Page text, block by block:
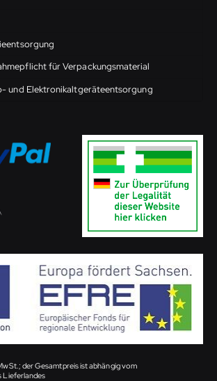
für Verpackungsmaterial
und Elektronikaltgeräteentsorgung
der Gesamtpreis ist abhängig vom
Lieferlandes